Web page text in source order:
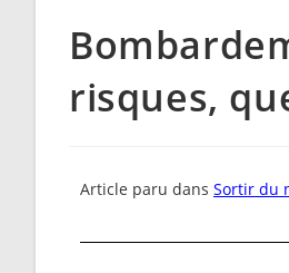
risques,
Article paru dans Sortir du